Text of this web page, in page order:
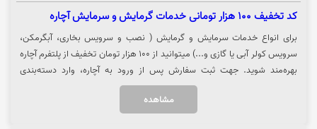
کد تخفیف 100 هزار تومانی خدمات گرمایش و سرمایش آچاره
برای انواع خدمات سرمایش و گرمایش ( نصب و سرویس بخاری، آبگرمکن،
سرویس کولر آبی یا گازی و...) میتوانید از 100 هزار تومان تخفیف از پلتفرم آچاره
بهره‌مند شوید. جهت ثبت سفارش پس از ورود به آچاره، وارد دسته‌بندی
سرمایش و گرمایش شده و خدمات مورد نظر خود را انتخاب نمایید. جهت
استفاده از تخفیف روی گزینه "خرید کنید" کلیک نمایید.
مشاهده